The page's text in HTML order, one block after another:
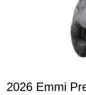
2026 Emmi